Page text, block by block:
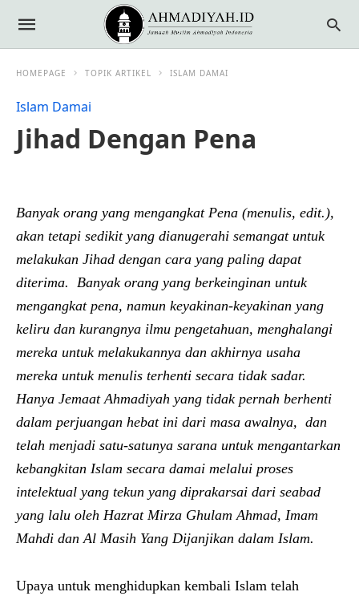
HOMEPAGE TOPIK ARTIKEL ISLAM DAMAI
Islam Damai
Jihad Dengan Pena
Banyak orang yang mengangkat Pena (menulis, edit.),
akan tetapi sedikit yang dianugerahi semangat untuk
melakukan Jihad dengan cara yang paling dapat
diterima. Banyak orang yang berkeinginan untuk
mengangkat pena, namun keyakinan-keyakinan yang
keliru dan kurangnya ilmu pengetahuan, menghalangi
mereka untuk melakukannya dan akhirnya usaha
mereka untuk menulis terhenti secara tidak sadar.
Hanya Jemaat Ahmadiyah yang tidak pernah berhenti
dalam perjuangan hebat ini dari masa awalnya, dan
telah menjadi satu-satunya sarana untuk mengantarkan
kebangkitan Islam secara damai melalui proses
intelektual yang tekun yang diprakarsai dari seabad
yang lalu oleh Hazrat Mirza Ghulam Ahmad, Imam
Mahdi dan Al Masih Yang Dijanjikan dalam Islam.
Upaya untuk menghidupkan kembali Islam telah